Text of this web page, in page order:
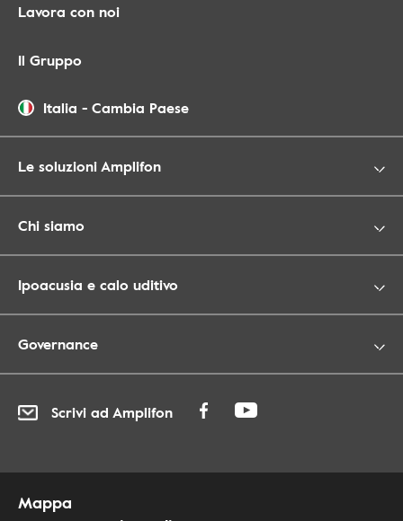
Lavora con noi
Il Gruppo
Italia - Cambia Paese
Le soluzioni Amplifon
Chi siamo
Ipoacusia e calo uditivo
Governance
Scrivi ad Amplifon
Mappa